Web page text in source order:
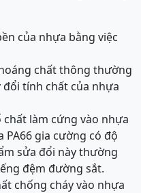
của nhựa bằng việc
chất thông thường
tính chất của nhựa
làm cứng vào nhựa
PA66 gia cường có độ
sửa đổi này thường
đệm đường sắt.
chống cháy vào nhựa